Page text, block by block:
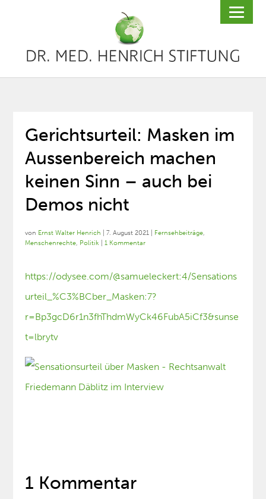
Gerichtsurteil: Masken im
Aussenbereich machen
keinen Sinn – auch bei
Demos nicht
von Ernst Walter Henrich |7. August 2021 Fernsehbeiträge,
Menschenrechte, Politik |1 Kommentar
https://odysee.com/@samueleckert:4/Sensations
urteil_%C3%BCber_Masken:7?
r=Bp3gcD6r1n3fhThdmWyCk46FubA5iCf3&sunse
t=lbrytv
1 Kommentar